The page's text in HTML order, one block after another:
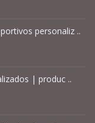
personaliz ..
| produc ..